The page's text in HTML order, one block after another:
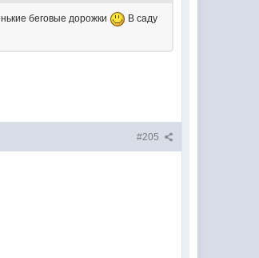
беговые дорожки
В саду
#205